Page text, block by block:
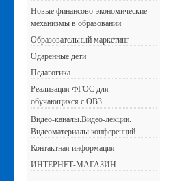
Новые финансово-экономические
механизмы в образовании
Образовательный маркетинг
Одаренные дети
Педагогика
Реализация ФГОС для
обучающихся с ОВЗ
Видео-каналы.Видео-лекции.
Видеоматериалы конференций
Контактная информация
ИНТЕРНЕТ-МАГАЗИН